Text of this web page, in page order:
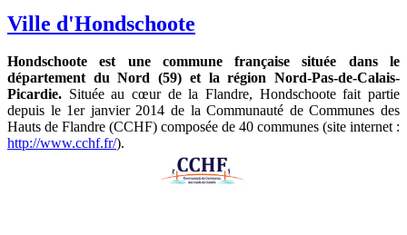
Ville d'Hondschoote
Hondschoote est une commune française située dans le
département du Nord (59) et la région Nord-Pas-de-Calais-
Picardie. Située au cœur de la Flandre, Hondschoote fait partie
depuis le 1er janvier 2014 de la Communauté de Communes des
Hauts de Flandre (CCHF) composée de 40 communes (site internet :
http://www.cchf.fr/).